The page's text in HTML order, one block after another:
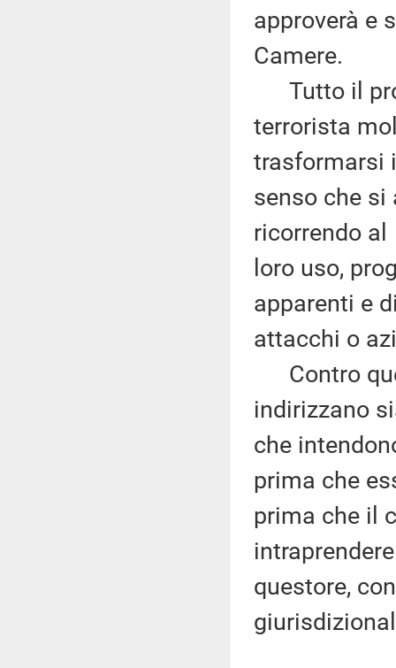
approverà e
Camere.
Tutto il
terrorista
trasformarsi
senso che si
ricorrendo al
loro uso,
apparenti e
attacchi o
Contro
indirizzano
che
prima che
prima che il
questore,